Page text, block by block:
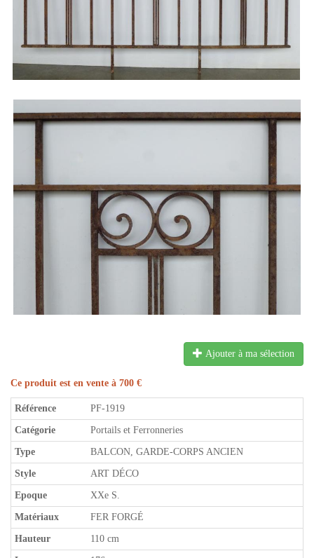
Ajouter à ma sélection
Ce produit est en vente à 700 €
Référence PF-1919
Catégorie Portails et Ferronneries
Type BALCON, GARDE-CORPS ANCIEN
Style ART DÉCO
Epoque XXe S.
Matériaux FER FORGÉ
Hauteur 110 cm